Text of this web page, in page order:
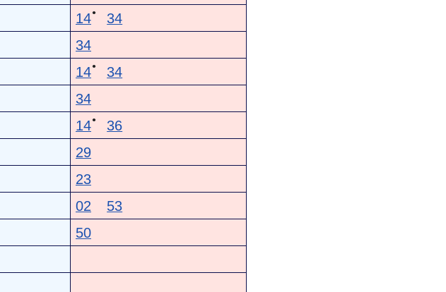
14● 34
34
14● 34
34
14● 36
29
23
02 53
50